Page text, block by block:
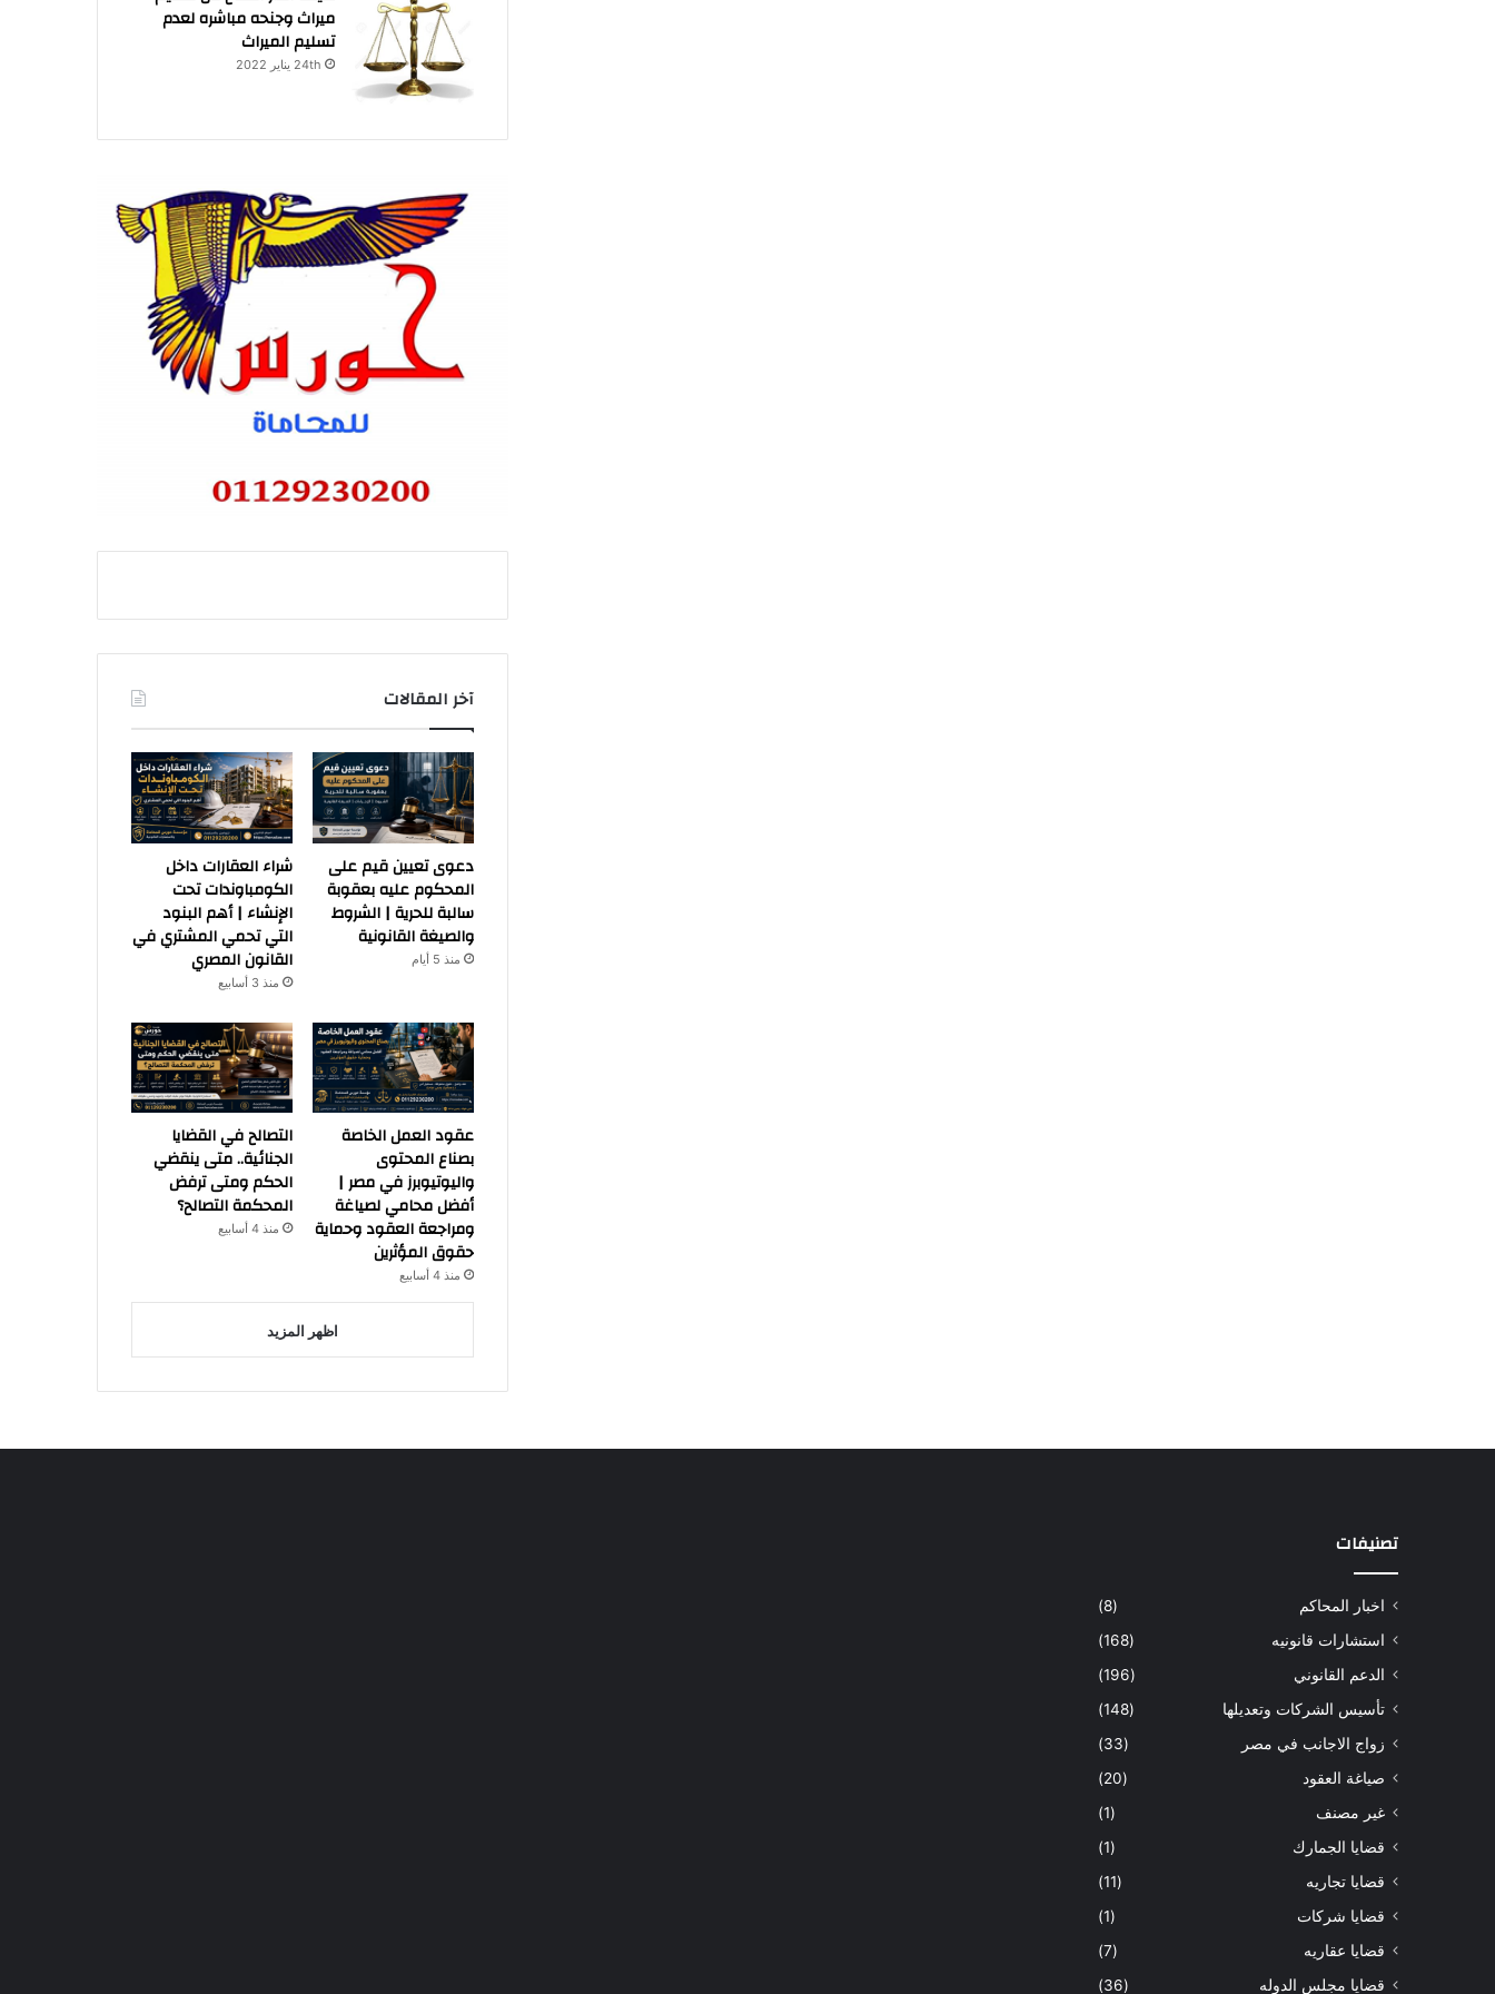
ميراث وجنحه مباشره لعدم
تسليم الميراث
24th يناير 2022
آخر المقالات
دعوى تعيين قيم على
المحكوم عليه بعقوبة
سالبة للحرية | الشروط
والصيغة القانونية
منذ 5 أيام
شراء العقارات داخل
الكومباوندات تحت
الإنشاء | أهم البنود
التي تحمي المشتري في
القانون المصري
منذ 3 أسابيع
عقود العمل الخاصة
بصناع المحتوى
واليوتيوبرز في مصر |
أفضل محامي لصياغة
ومراجعة العقود وحماية
حقوق المؤثرين
منذ 4 أسابيع
التصالح في القضايا
الجنائية.. متى ينقضي
الحكم ومتى ترفض
المحكمة التصالح؟
منذ 4 أسابيع
اظهر المزيد
تصنيفات
اخبار المحاكم
(8)
استشارات قانونيه
(168)
الدعم القانوني
(196)
تأسيس الشركات وتعديلها
(148)
زواج الاجانب في مصر
(33)
صياغة العقود
(20)
غير مصنف
(1)
قضايا الجمارك
(1)
قضايا تجاريه
(11)
قضايا شركات
(1)
قضايا عقاريه
(7)
قضايا مجلس الدوله
(36)